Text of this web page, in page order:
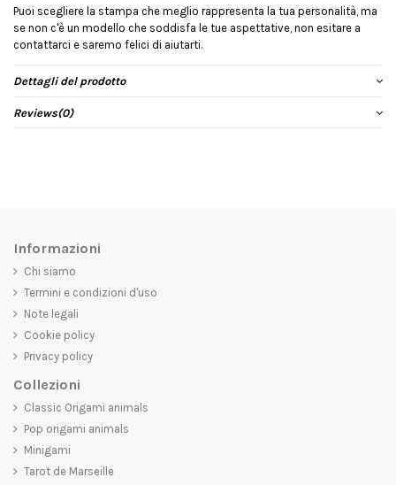
Puoi scegliere la stampa che meglio rappresenta la tua personalità, ma
se non c'è un modello che soddisfa le tue aspettative, non esitare a
contattarci e saremo felici di aiutarti.
Dettagli del prodotto
Reviews(0)
Informazioni
Chi siamo
Termini e condizioni d'uso
Note legali
Cookie policy
Privacy policy
Collezioni
Classic Origami animals
Pop origami animals
Minigami
Tarot de Marseille